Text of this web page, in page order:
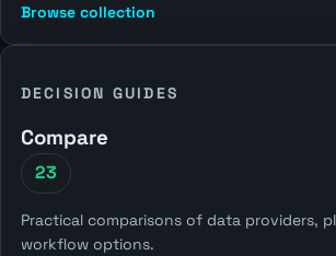
Browse collection
DECISION GUIDES
Compare
23
Practical comparisons of data providers,
workflow options.